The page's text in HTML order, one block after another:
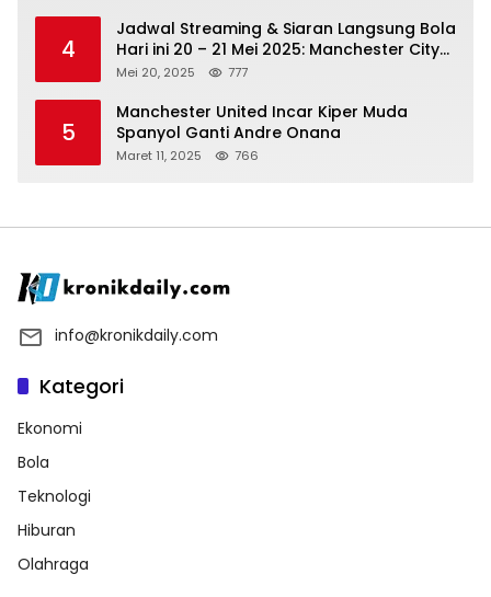
4
Jadwal Streaming & Siaran Langsung Bola
Hari ini 20 – 21 Mei 2025: Manchester City
vs Bournemouth
Mei 20, 2025 777
5
Manchester United Incar Kiper Muda
Spanyol Ganti Andre Onana
Maret 11, 2025 766
info@kronikdaily.com
Kategori
Ekonomi
Bola
Teknologi
Hiburan
Olahraga